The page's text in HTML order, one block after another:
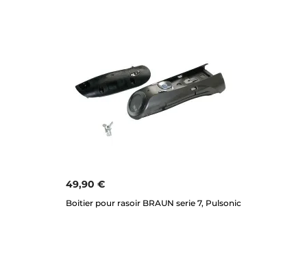
49,90 €
Boitier pour rasoir BRAUN serie 7, Pulsonic